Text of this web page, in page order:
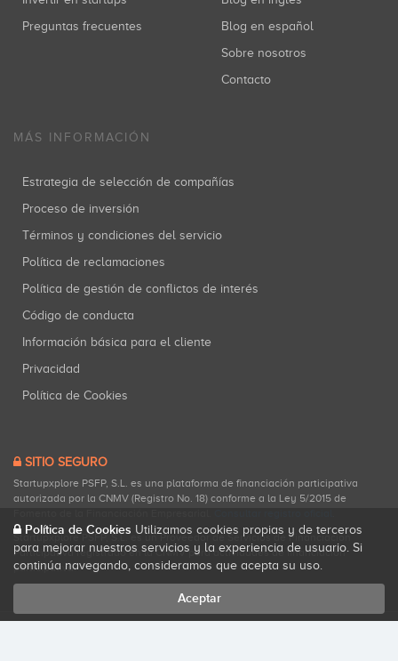
Preguntas frecuentes
Blog en español
Sobre nosotros
Contacto
MÁS INFORMACIÓN
Estrategia de selección de compañías
Proceso de inversión
Términos y condiciones del servicio
Política de reclamaciones
Política de gestión de conflictos de interés
Código de conducta
Información básica para el cliente
Privacidad
Política de Cookies
SITIO SEGURO
Startupxplore PSFP, S.L. es una plataforma de financiación participativa
autorizada por la CNMV (Registro No. 18) conforme a la Ley 5/2015 de
Startupxplore PSFP, S.L. es un Proveedor de Servicios de Financiación
Participativa registrado en la CNMV para actividades de financiación
participativa.
Política de Cookies Utilizamos cookies propias y de terceros
para mejorar nuestros servicios y la experiencia de usuario. Si
continúa navegando, consideramos que acepta su uso.
Aceptar